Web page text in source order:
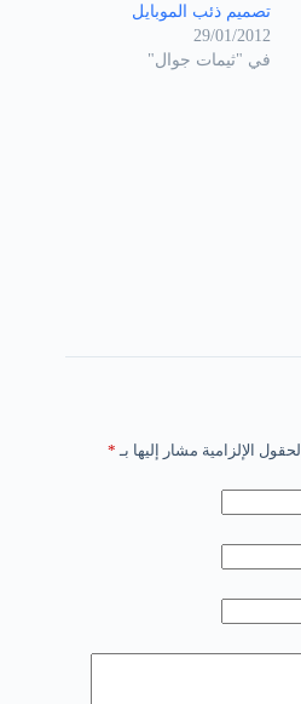
تصميم ذئب الموبايل
29/01/2012
في "ثيمات جوال"
الحقول الإلزامية مشار إليها بـ *